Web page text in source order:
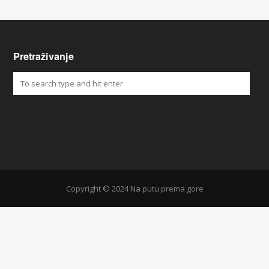
Pretraživanje
Copyright © 2024 Na putu prema gore